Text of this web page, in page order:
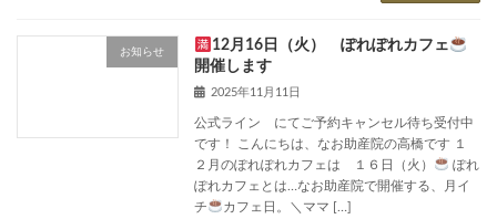
お知らせ
12月16日（火） ぽれぽれカフェ
開催します
2025年11月11日
公式ライン にてご予約キャンセル待ち受付中
です！ こんにちは、なお助産院の高橋です １
２月のぽれぽれカフェは １６日（火）
ぽれ
ぽれカフェとは…なお助産院で開催する、月イ
チ
カフェ日。＼ママ […]